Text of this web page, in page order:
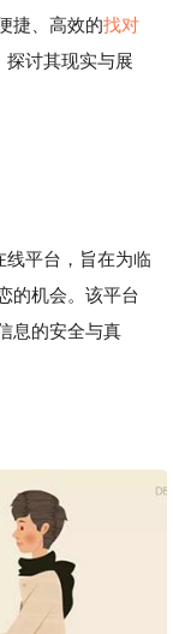
捷、高效的找对
探讨其现实与展
线平台，旨在为临
的机会。该平台
息的安全与真